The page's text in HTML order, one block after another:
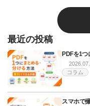
最近の投稿
PDFを1
コラム
スマホで